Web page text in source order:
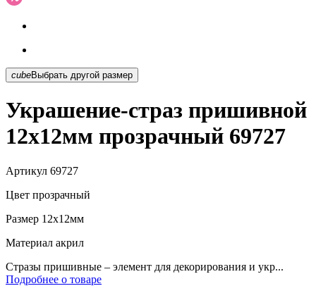
cubeВыбрать другой размер
Украшение-страз пришивной
12х12мм прозрачный 69727
Артикул 69727
Цвет прозрачный
Размер 12х12мм
Материал акрил
Стразы пришивные – элемент для декорирования и укр...
Подробнее о товаре